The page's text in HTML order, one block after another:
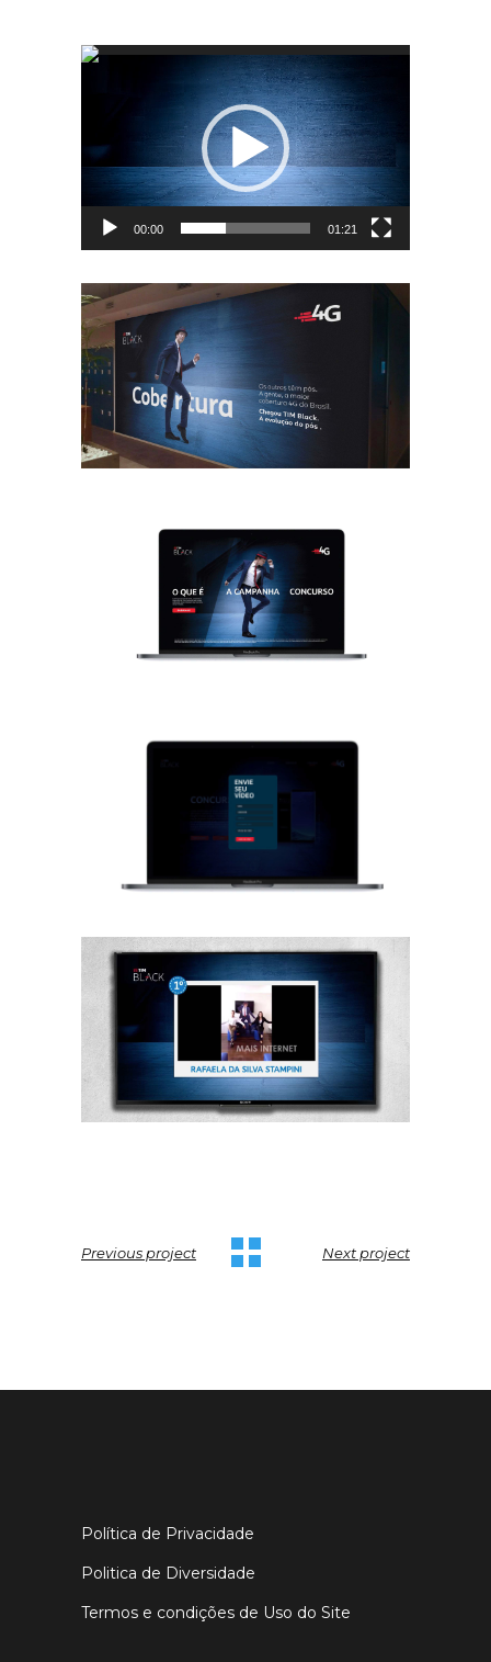
Tocador
00:00 01:21
Previous project Next project
Política de Privacidade
Politica de Diversidade
Termos e condições de Uso do Site